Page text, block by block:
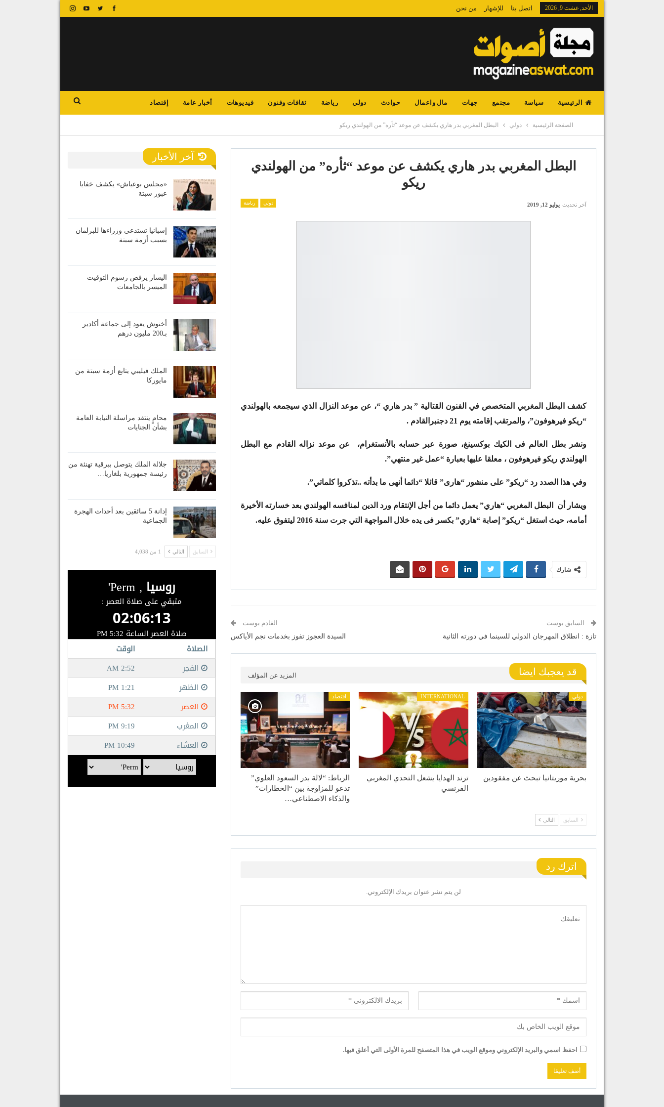
الأحد, غشت 9, 2026 اتصل بنا للإشهار من نحن
الرئيسية سياسة مجتمع جهات مال واعمال حوادث دولي رياضة ثقافات وفنون فيديوهات أخبار عامة إقتصاد
الصفحة الرئيسية دولي البطل المغربي بدر هاري يكشف عن موعد “ثأره” من الهولندي ريكو
البطل المغربي بدر هاري يكشف عن موعد “ثأره” من الهولندي
ريكو
دولي رياضة آخر تحديث يوليو 12, 2019
كشف البطل المغربي المتخصص في الفنون القتالية ” بدر هاري “، عن موعد النزال الذي سيجمعه بالهولندي
“ريكو فيرهوفون”، والمرتقب إقامته يوم 21 دجنبرالقادم .
ونشر بطل العالم فى الكيك بوكسينغ، صورة عبر حسابه بالأنستغرام، عن موعد نزاله القادم مع البطل
الهولندي ريكو فيرهوفون ، معلقا عليها بعبارة “عمل غير منتهي”.
وفي هذا الصدد رد “ريكو” على منشور “هارى” قائلا “دائما أنهى ما بدأته ..تذكروا كلماتي”.
ويشار أن البطل المغربي “هاري” يعمل دائما من أجل الإنتقام ورد الدين لمنافسه الهولندي بعد خسارته الأخيرة
أمامه، حيث استغل “ريكو” إصابة “هاري” بكسر فى يده خلال المواجهة التي جرت سنة 2016 ليتفوق عليه.
شارك
السابق بوست
تازة : انطلاق المهرجان الدولي للسينما في دورته الثانية
القادم بوست
السيدة العجوز تفوز بخدمات نجم الأياكس
قد يعجبك ايضا المزيد عن المؤلف
دولي
بحرية موريتانيا تبحث عن مفقودين
INTERNATIONAL
ترند الهدايا يشعل التحدي المغربي
الفرنسي
اقتصاد
الرباط: “لالة بدر السعود العلوي”
تدعو للمزاوجة بين “الخطارات”
والذكاء الاصطناعي…
السابق التالي
اترك رد
لن يتم نشر عنوان بريدك الإلكتروني.
احفظ اسمي والبريد الإلكتروني وموقع الويب في هذا المتصفح للمرة الأولى التي أعلق فيها.
آخر الأخبار
«مجلس بوعياش» يكشف خفايا
عبور سبتة
إسبانيا تستدعي وزراءها للبرلمان
بسبب أزمة سبتة
اليسار يرفض رسوم التوقيت
الميسر بالجامعات
أخنوش يعود إلى جماعة أكادير
بـ200 مليون درهم
الملك فيليبي يتابع أزمة سبتة من
مايوركا
محامٍ ينتقد مراسلة النيابة العامة
بشأن الجنايات
جلالة الملك يتوصل ببرقية تهنئة من
رئيسة جمهورية بلغاريا…
إدانة 5 سائقين بعد أحداث الهجرة
الجماعية
السابق التالي 1 من 4,038